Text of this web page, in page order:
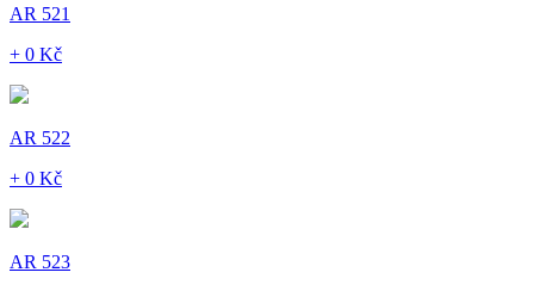
AR 521
+ 0 Kč
AR 522
+ 0 Kč
AR 523